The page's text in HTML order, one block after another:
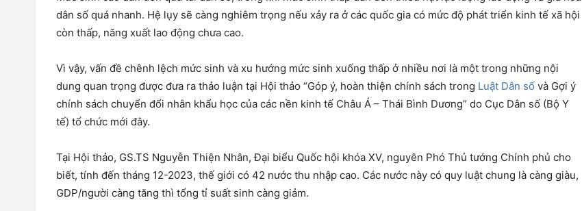
dân số quá nhanh. Hệ lụy sẽ càng nghiêm trọng nếu xảy ra ở các quốc gia có mức độ phát triển kinh tế xã hội
còn thấp, năng xuất lao động chưa cao.
Vì vậy, vấn đề chênh lệch mức sinh và xu hướng mức sinh xuống thấp ở nhiều nơi là một trong những nội
dung quan trọng được đưa ra thảo luận tại Hội thảo “Góp ý, hoàn thiện chính sách trong Luật Dân số và Gợi ý
chính sách chuyển đổi nhân khẩu học của các nền kinh tế Châu Á – Thái Bình Dương” do Cục Dân số (Bộ Y
tế) tổ chức mới đây.
Tại Hội thảo, GS.TS Nguyễn Thiện Nhân, Đại biểu Quốc hội khóa XV, nguyên Phó Thủ tướng Chính phủ cho
biết, tính đến tháng 12-2023, thế giới có 42 nước thu nhập cao. Các nước này có quy luật chung là càng giàu,
GDP/người càng tăng thì tổng tỉ suất sinh càng giảm.